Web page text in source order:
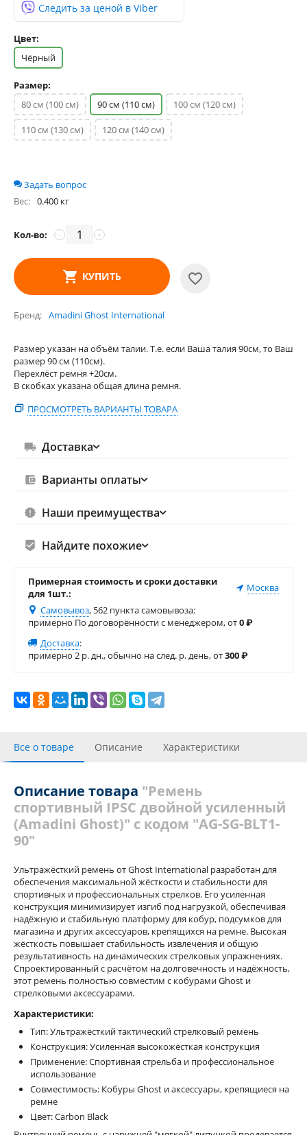
Следить за ценой в Viber
Цвет:
Чёрный
Размер:
80 см (100 см)
90 см (110 см) 100 см (120 см)
110 см (130 см) 120 см (140 см)
Задать вопрос
Вес: 0.400 кг
Кол-во: +
−
КУПИТЬ
Бренд Amadini Ghost International
Размер указан на объём талии. Т.е. если Ваша талия 90см, то Ваш
размер 90 см (110см).
Перехлёст ремня +20см.
В скобках указана общая длина ремня.
ПРОСМОТРЕТЬ ВАРИАНТЫ ТОВАРА
Доставка
Варианты оплаты
Наши преимущества
Найдите похожие
Примерная стоимость и сроки доставки
для 1шт.:
Москва
Самовывоз, 562 пункта самовывоза:
примерно По договорённости с менеджером, от0₽
Доставка:
примерно 2 р. дн., обычно на след. р. день, от300₽
Все о товаре Описание Характеристики
Похожие товары
Описание товара "Ремень
спортивный IPSC двойной усиленный
(Amadini Ghost)" с кодом "AG-SG-BLT1-
90"
Ультражёсткий ремень от Ghost International разработан для
обеспечения максимальной жёсткости и стабильности для
спортивных и профессиональных стрелков. Его усиленная
конструкция минимизирует изгиб под нагрузкой, обеспечивая
надёжную и стабильную платформу для кобур, подсумков для
магазина и других аксессуаров, крепящихся на ремне. Высокая
жёсткость повышает стабильность извлечения и общую
результативность на динамических стрелковых упражнениях.
Спроектированный с расчётом на долговечность и надёжность,
этот ремень полностью совместим с кобурами Ghost и
стрелковыми аксессуарами.
Характеристики:
Тип: Ультражёсткий тактический стрелковый ремень
Конструкция: Усиленная высокожёсткая конструкция
Применение: Спортивная стрельба и профессиональное
использование
Совместимость: Кобуры Ghost и аксессуары, крепящиеся на
ремне
Цвет: Carbon Black